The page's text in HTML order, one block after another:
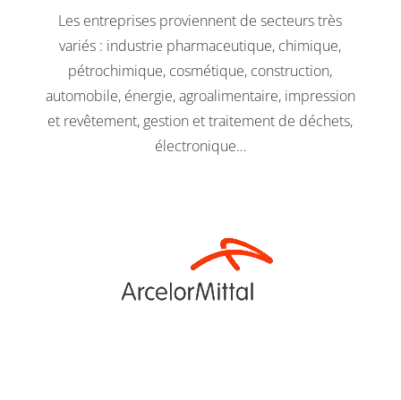
Les entreprises proviennent de secteurs très
variés : industrie pharmaceutique, chimique,
pétrochimique, cosmétique, construction,
automobile, énergie, agroalimentaire, impression
et revêtement, gestion et traitement de déchets,
électronique…